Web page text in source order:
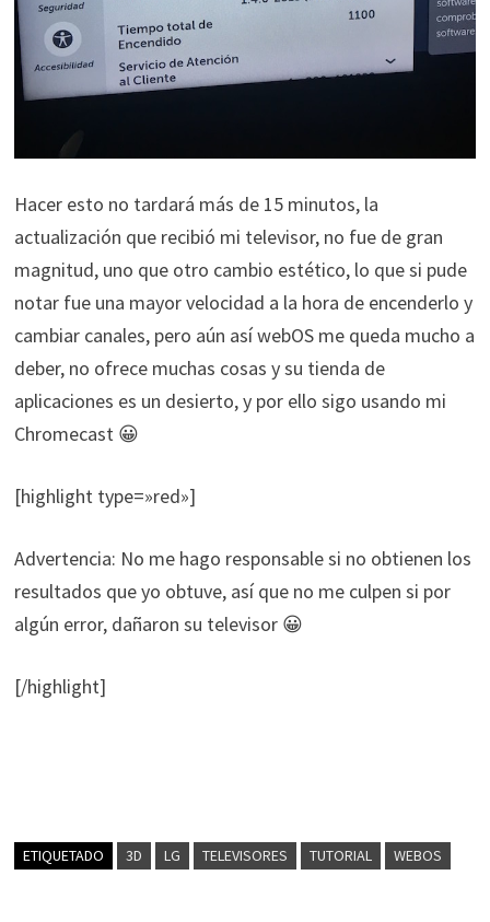
Hacer esto no tardará más de 15 minutos, la
actualización que recibió mi televisor, no fue de gran
magnitud, uno que otro cambio estético, lo que si pude
notar fue una mayor velocidad a la hora de encenderlo y
cambiar canales, pero aún así webOS me queda mucho a
deber, no ofrece muchas cosas y su tienda de
aplicaciones es un desierto, y por ello sigo usando mi
Chromecast 😀
[highlight type=»red»]
Advertencia: No me hago responsable si no obtienen los
resultados que yo obtuve, así que no me culpen si por
algún error, dañaron su televisor 😀
[/highlight]
ETIQUETADO 3D LG TELEVISORES TUTORIAL WEBOS